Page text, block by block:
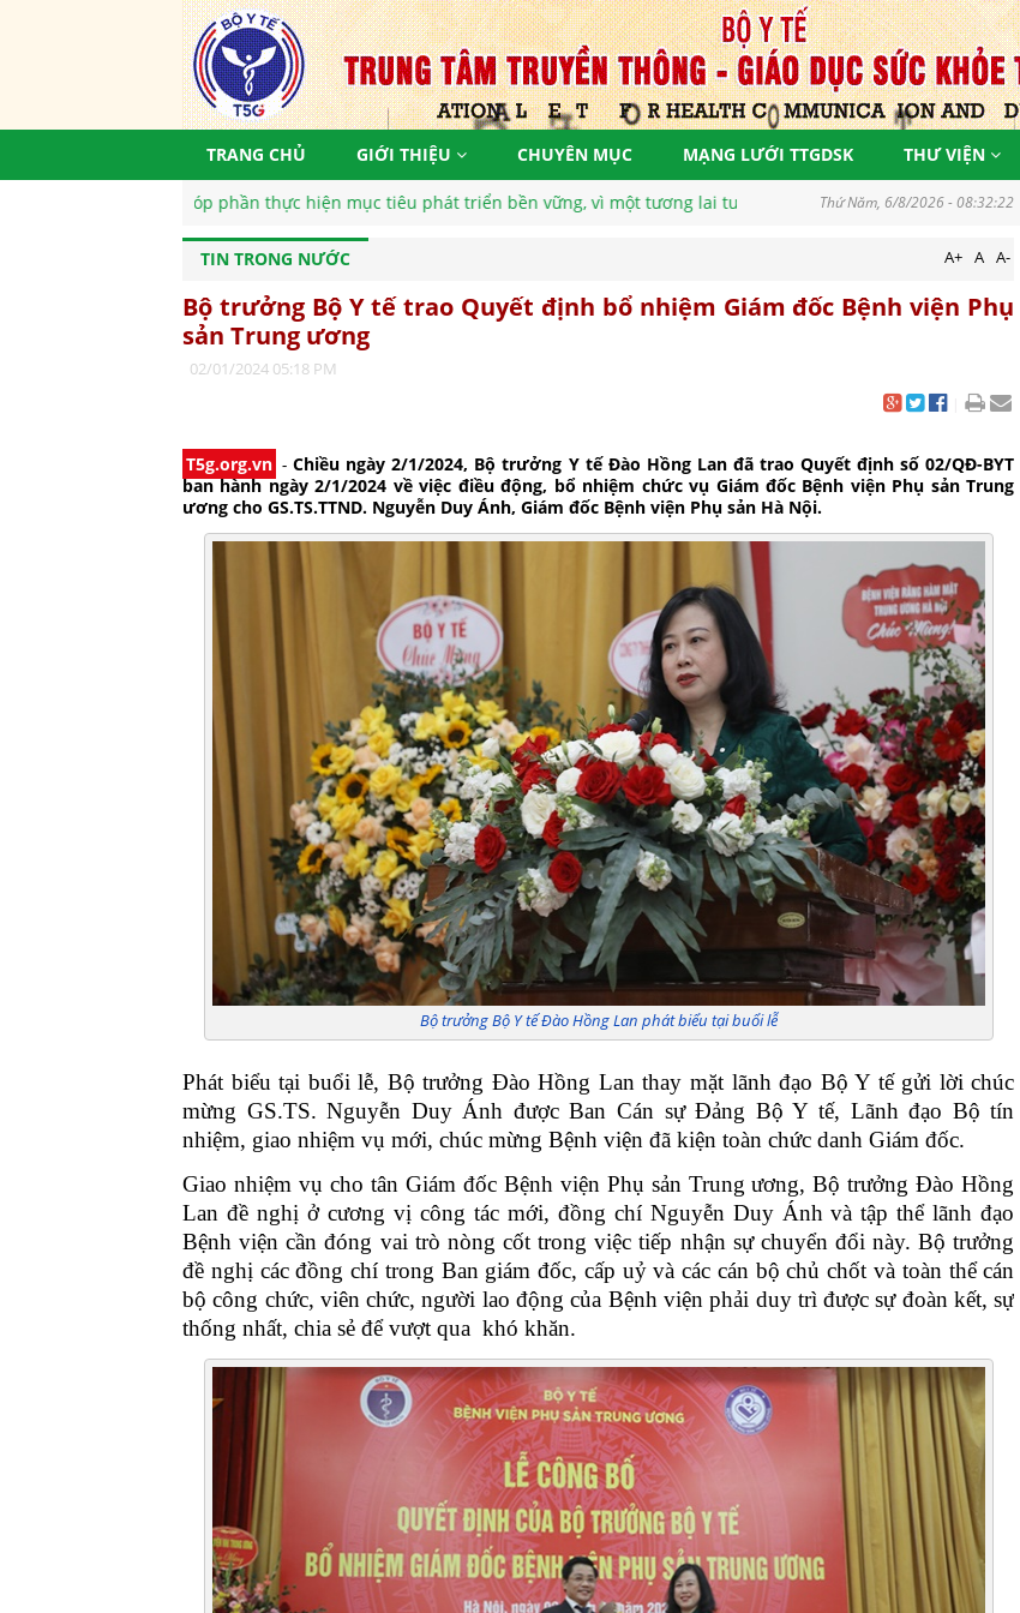
TRANG CHỦ GIỚI THIỆU CHUYÊN MỤC MẠNG LƯỚI TTGDSK THƯ VIỆN
thực hiện mục tiêu phát triển bền vững, vì một tương lai tươi sáng Thứ Năm, 6/8/2026 - 08:32:24
TIN TRONG NƯỚC A+ A A-
Bộ trưởng Bộ Y tế trao Quyết định bổ nhiệm Giám đốc Bệnh viện Phụ
sản Trung ương
02/01/2024 05:18 PM
T5g.org.vn - Chiều ngày 2/1/2024, Bộ trưởng Y tế Đào Hồng Lan đã trao Quyết định số 02/QĐ-BYT
ban hành ngày 2/1/2024 về việc điều động, bổ nhiệm chức vụ Giám đốc Bệnh viện Phụ sản Trung
ương cho GS.TS.TTND. Nguyễn Duy Ánh, Giám đốc Bệnh viện Phụ sản Hà Nội.
Bộ trưởng Bộ Y tế Đào Hồng Lan phát biểu tại buổi lễ
Phát biểu tại buổi lễ, Bộ trưởng Đào Hồng Lan thay mặt lãnh đạo Bộ Y tế gửi lời chúc
mừng GS.TS. Nguyễn Duy Ánh được Ban Cán sự Đảng Bộ Y tế, Lãnh đạo Bộ tín
nhiệm, giao nhiệm vụ mới, chúc mừng Bệnh viện đã kiện toàn chức danh Giám đốc.
Giao nhiệm vụ cho tân Giám đốc Bệnh viện Phụ sản Trung ương, Bộ trưởng Đào Hồng
Lan đề nghị ở cương vị công tác mới, đồng chí Nguyễn Duy Ánh và tập thể lãnh đạo
Bệnh viện cần đóng vai trò nòng cốt trong việc tiếp nhận sự chuyển đổi này. Bộ trưởng
đề nghị các đồng chí trong Ban giám đốc, cấp uỷ và các cán bộ chủ chốt và toàn thể cán
bộ công chức, viên chức, người lao động của Bệnh viện phải duy trì được sự đoàn kết, sự
thống nhất, chia sẻ để vượt qua khó khăn.